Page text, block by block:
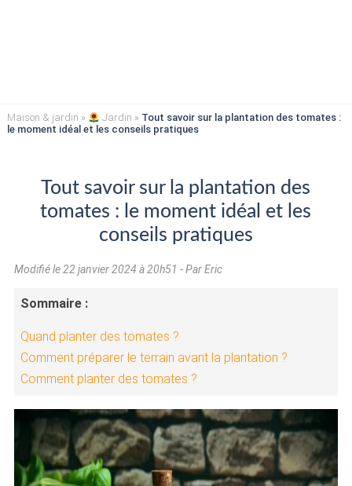
Maison & jardin » Jardin » Tout savoir sur la plantation des tomates :
le moment idéal et les conseils pratiques
Tout savoir sur la plantation des
tomates : le moment idéal et les
conseils pratiques
Modifié le22 janvier 2024 à 20h51 - Par Eric
Sommaire :
Quand planter des tomates ?
Comment préparer le terrain avant la plantation ?
Comment planter des tomates ?